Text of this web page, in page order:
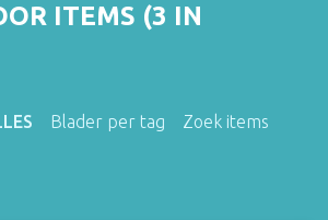
ITEMS (3 IN
Blader per tag Zoek items